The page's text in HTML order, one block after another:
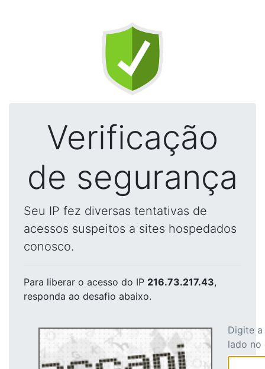
Verificação
de segurança
Seu IP fez diversas tentativas de
acessos suspeitos a sites hospedados
conosco.
Para liberar o acesso do IP 216.73.217.43,
responda ao desafio abaixo.
Digite
lado no